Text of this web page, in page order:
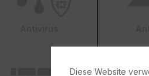
Diese Website